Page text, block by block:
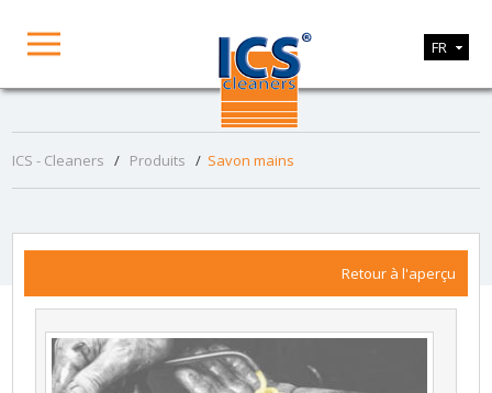
FR
ICS - Cleaners / Produits / Savon mains
Retour à l'aperçu